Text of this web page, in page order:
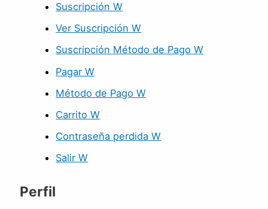
Suscripción W
Ver Suscripción W
Suscripción Método de Pago W
Pagar W
Método de Pago W
Carrito W
Contraseña perdida W
Salir W
Perfil